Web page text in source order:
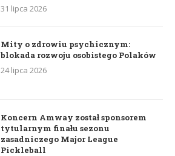
31 lipca 2026
Mity o zdrowiu psychicznym:
blokada rozwoju osobistego Polaków
24 lipca 2026
Koncern Amway został sponsorem
tytularnym finału sezonu
zasadniczego Major League
Pickleball